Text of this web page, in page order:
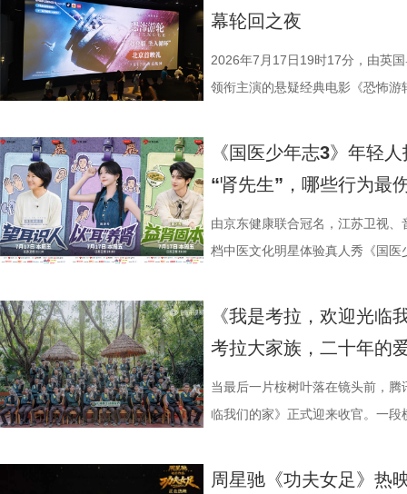
其擅长诠释兼具风骨与情怀的形
果敢与家国赤诚，何冰大量阅读
角色，以形神兼备的演绎，将
中，杨立新饰演的通州巨商沈敬
演的当铺老板蒋孟生，出于从小
是押上自己的家产……与其说《江
是一群人的故事。在风云激荡的变
人的对话。8月12日起，每晚
宇轩、陈铭意两位专业领队分别
路正面交锋，谁将更胜一筹、
理性剖析战局，“班主任”黄圣依
刻启发。在激烈的赛场比拼中，
拨之下，少年们会迎来哪些成
友，黄圣依再度回归，以细腻敏
们的暖心后盾。赛场之上，她总
份勇气特别可嘉。“我这个‘班主
轮答的默契博弈，再到项目实战
究竟哪一队能冲破关卡、率先晋
视频《一站到底·少年季》第二季
终评的9篇作品分别为： 活动现
动总策划及推介人、著名编剧、
介。他结合市场前景与创作经验
引。 第二届“中子星·小说月报影
耕优质文本，期待更多好故事从
注入不竭动力。 产业共振：1992
的另一大亮点是1992造梦局的正
化”的全产业链影视生态。街区不
站拍遍”的影视拍摄服务目标。
业布局上迈出了坚实一步。潜力
质文学IP在盐城落地转化，实现“
配套体系。 多方联动：共筑影视
深度融合常熟的自然肌理与人文
观众在不同的自然与文化场域中
影片，都将通过公益放映形式开
以“回望十年光影、致敬同行伙伴
一个黄金时代的篇章。 每一次思
年华的精神角落，「理解」单元
形交流、开放互动与轻社交形式
打造专业电影课堂。「工作坊」
撞。 「参与」单元则将通过「光
视频创作者，开展限时20小时的
“造梦”的乐趣。 梦的乐园不止光
活烟火气的沉浸式体验。「特色
球队的排名位次。 大胜无锡士气
日，最精彩的对决当属宿迁队客
高驰的梅开二度，以4:2战胜无锡
在他看来，无锡队是综合实力很
力付出。”高驰表示。 目前，在
分，凭借净胜球优势暂列第三位
本轮无锡队轮空的情况下，宿迁
对任何一个对手都要立足于拼。
京队、苏州队、无锡队等传统强
进，正不断上演“霸王归来”的“好
击、连奏凯歌吗？ 常州摇身一变
届亚军南通队，而且最近三场比
幕轮回之夜
2026年7月17日19时17分，由英
领衔主演的悬疑经典电影《恐怖
被全球影迷奉为“无限循环题材鼻
精妙绝伦的叙事结构、层层递进
数观众心中的烧脑神作。豆瓣评
列豆瓣电影TOP250第191位。从
推演以及隐藏细节的分析至今仍
一艘名为“埃俄罗斯”号的神秘游
一人。随处可见的血迹、神秘的
无法逃脱的恐怖轮回——她必须反
陆内地影院。相比电脑与手机屏
《国医少年志3》年轻
“肾先生”，哪些行为最
由京东健康联合冠名，江苏卫视
档中医文化明星体验真人秀《国
健康、护肾课堂、健康求真等精
破解“中风谜案” “病发现场探案”
活环境、身体表现等线索中抽丝
后，却暗藏健康危机，四人一路
座”，一句“我有时候也会”瞬间把
《我是考拉，欢迎光临
考拉大家族，二十年的
当最后一片桉树叶落在镜头前，
临我们的家》正式迎来收官。一
爱的考拉、动人的保育故事与专
周星驰《功夫女足》热